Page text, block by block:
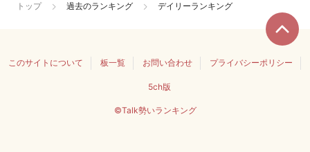
トップ 過去のランキング デイリーランキング
このサイトについて 板一覧 お問い合わせ プライバシーポリシー
5ch版
©Talk勢いランキング